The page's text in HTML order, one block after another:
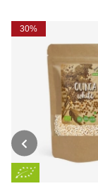
30%